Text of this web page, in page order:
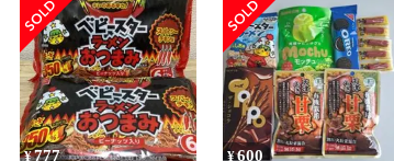
ンパニー ベビースターラ
ーメン スナック菓子 札
幌ラーメン 味噌ラーメン
ご当地グルメ おつまみ
おやつ ギフト プレゼン
ト おみやげ 人気商品
【パフ】
¥777 ¥600